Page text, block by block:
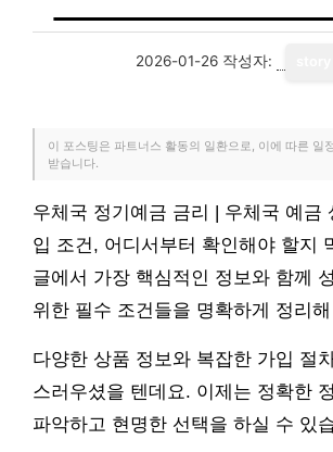
2026-01-26 작성자:
이 포스팅은 파트너스 활동의 일환으로, 이에 따른 일
받습니다.
우체국 정기예금 금리 | 우체국 예금
입 조건, 어디서부터 확인해야 할지
글에서 가장 핵심적인 정보와 함께
위한 필수 조건들을 명확하게 정리
다양한 상품 정보와 복잡한 가입 절
스러우셨을 텐데요. 이제는 정확한
파악하고 현명한 선택을 하실 수 있